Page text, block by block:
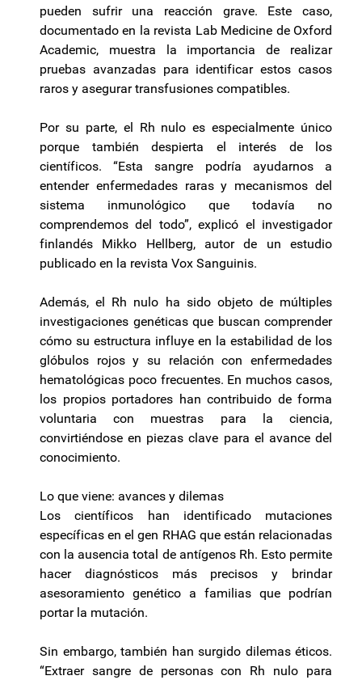
pueden sufrir una reacción grave. Este caso,
documentado en la revista Lab Medicine de Oxford
Academic, muestra la importancia de realizar
pruebas avanzadas para identificar estos casos
raros y asegurar transfusiones compatibles.
Por su parte, el Rh nulo es especialmente único
porque también despierta el interés de los
científicos. “Esta sangre podría ayudarnos a
entender enfermedades raras y mecanismos del
sistema inmunológico que todavía no
comprendemos del todo”, explicó el investigador
finlandés Mikko Hellberg, autor de un estudio
publicado en la revista Vox Sanguinis.
Además, el Rh nulo ha sido objeto de múltiples
investigaciones genéticas que buscan comprender
cómo su estructura influye en la estabilidad de los
glóbulos rojos y su relación con enfermedades
hematológicas poco frecuentes. En muchos casos,
los propios portadores han contribuido de forma
voluntaria con muestras para la ciencia,
convirtiéndose en piezas clave para el avance del
conocimiento.
Lo que viene: avances y dilemas
Los científicos han identificado mutaciones
específicas en el gen RHAG que están relacionadas
con la ausencia total de antígenos Rh. Esto permite
hacer diagnósticos más precisos y brindar
asesoramiento genético a familias que podrían
portar la mutación.
Sin embargo, también han surgido dilemas éticos.
“Extraer sangre de personas con Rh nulo para